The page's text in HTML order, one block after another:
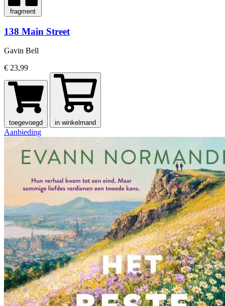
fragment
138 Main Street
Gavin Bell
€ 23,99
toegevoegd in winkelmand
Aanbieding